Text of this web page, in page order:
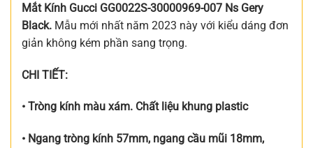
Mắt Kính Gucci GG0022S-30000969-007 Ns Gery
Black. Mẫu mới nhất năm 2023 này với kiểu dáng đơn
giản không kém phần sang trọng.
CHI TIẾT:
• Tròng kính màu xám. Chất liệu khung plastic
• Ngang tròng kính 57mm, ngang cầu mũi 18mm,